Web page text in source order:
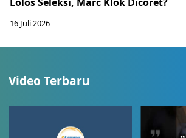
16 Juli 2026
Video Terbaru